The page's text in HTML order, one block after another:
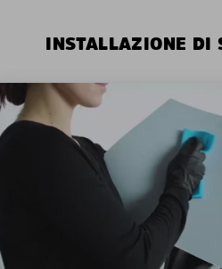
INSTALLAZIONE DI